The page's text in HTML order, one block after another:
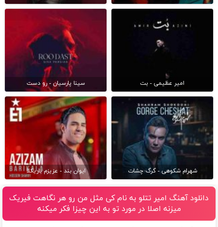
امیر عظیمی - بت سینا پارسیان - رو دست
شهرام شکوهی - گرگ چشات ایوان بند - عزیزم باریکلا
دانلود آهنگ امیر تتلو به نام کی مثل من رو هر نگاهت فیریک
میزنه اصلا در مورد تو به این چیزا فکر میکنه